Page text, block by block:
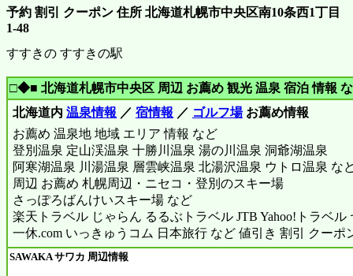
予約 割引 クーポン 住所 北海道札幌市中央区南10条西1丁目
1-48
すすきの すすきの駅
□◆■ 北海道札幌市中央区 周辺 お薦め 観光 温泉 宿泊 情報
北海道内 温泉情報 ／ 宿情報 ／ ゴルフ場お薦め情報
お薦め 温泉地 地域 エリア 情報 など
登別温泉 定山渓温泉 十勝川温泉 湯の川温泉 洞爺湖温泉
阿寒湖温泉 川湯温泉 層雲峡温泉 北湯沢温泉 ウトロ温泉 な
周辺 お薦め 札幌周辺・ニセコ・登別のスキー場
さっぽろばんけいスキー場 など
楽天トラベル じゃらん るるぶトラベル JTB Yahoo!トラベル
一休.com いっきゅうコム 日本旅行 など 値引き 割引 クーポ
SAWAKA サワカ 周辺情報